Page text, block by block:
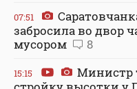
07:51
забросила во двор
мусором
8
15:15
Министр